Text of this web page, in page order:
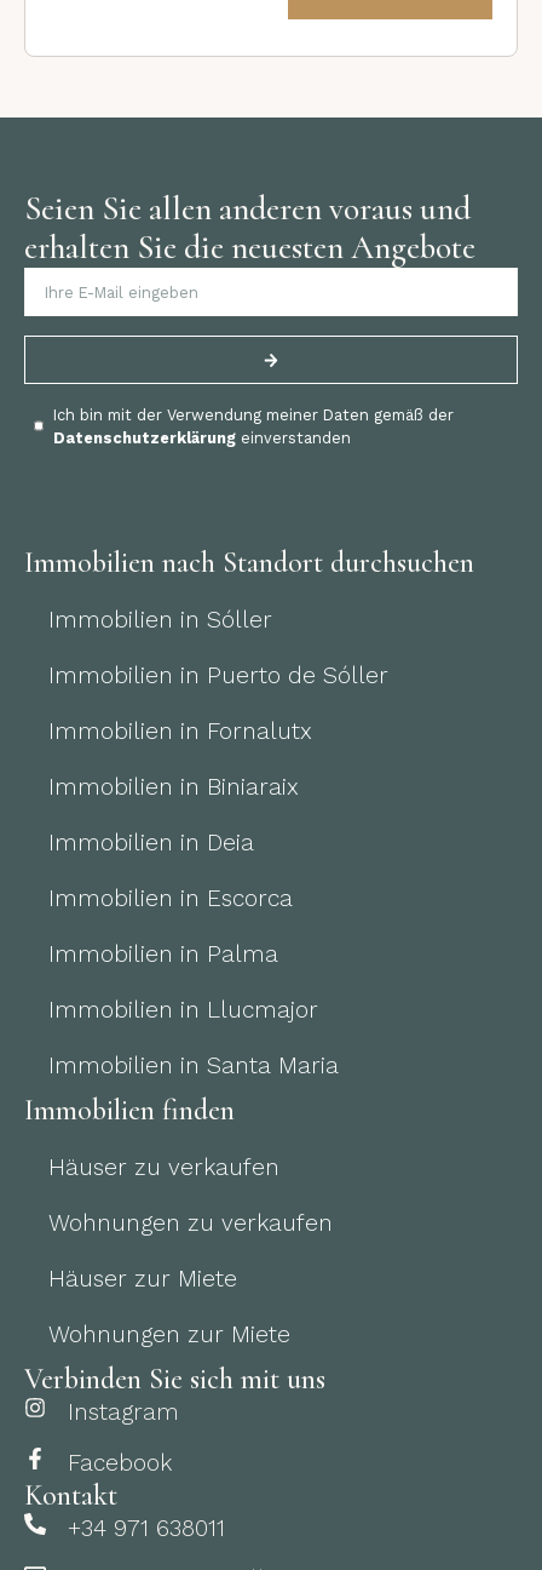
Seien Sie allen anderen voraus und
erhalten Sie die neuesten Angebote
Ich bin mit der Verwendung meiner Daten gemäß der
Datenschutzerklärung einverstanden
Immobilien nach Standort durchsuchen
Immobilien in Sóller
Immobilien in Puerto de Sóller
Immobilien in Fornalutx
Immobilien in Biniaraix
Immobilien in Deia
Immobilien in Escorca
Immobilien in Palma
Immobilien in Llucmajor
Immobilien in Santa Maria
Immobilien finden
Häuser zu verkaufen
Wohnungen zu verkaufen
Häuser zur Miete
Wohnungen zur Miete
Verbinden Sie sich mit uns
Instagram
Facebook
Kontakt
+34 971 638011